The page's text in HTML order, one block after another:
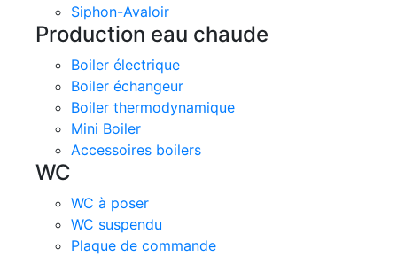
Siphon-Avaloir
Production eau chaude
Boiler électrique
Boiler échangeur
Boiler thermodynamique
Mini Boiler
Accessoires boilers
WC
WC à poser
WC suspendu
Plaque de commande